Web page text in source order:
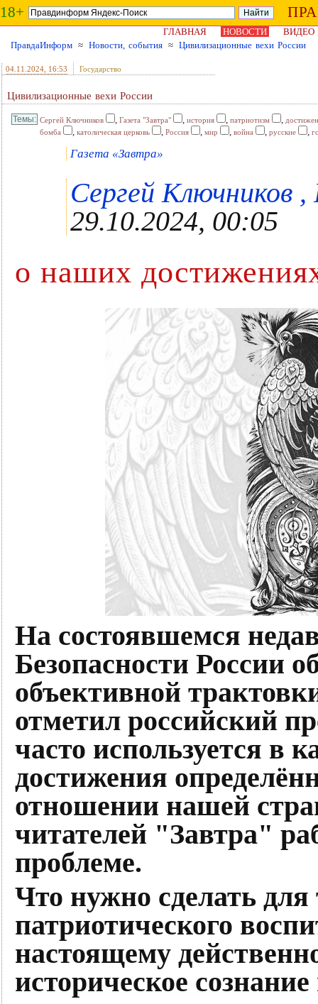
18+
ГЛАВНАЯ НОВОСТИ
ВИДЕО
ПравдаИнформ ≈ Новости, события ≈ Цивилизационные вехи России
04.11.2024 , 16:53 Государство
Цивилизационные вехи России
Сергей Ключников , Газета "Завтра" , история , патриотизм ,
бомба
, католическая церковь , Россия , мир , война , русские ,
Газета «Завтра»
Сергей Ключников
29.10.2024, 00:05
о наших
На состоявшемся
Безопасности России
объективной
отметил российский
часто используется в
достижения
отношении нашей
читателей "Завтра"
проблеме.
Что нужно сделать
патриотического
настоящему
историческое